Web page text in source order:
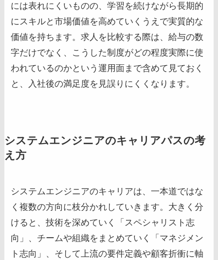
には表れにくいものの、学習を続けながら長期的
にスキルと市場価値を高めていくうえで実質的な
価値を持ちます。求人を比較する際は、給与の数
字だけでなく、こうした制度がどの程度実際に使
われているのかという運用面まで含めて見ておく
と、入社後の満足度を見誤りにくくなります。
システムエンジニアのキャリアパスの考
え方
システムエンジニアのキャリアは、一本道ではな
く複数の方向に枝分かれしていきます。大きく分
けると、技術を深めていく「スペシャリスト志
向」、チームや組織をまとめていく「マネジメン
ト志向」、そして上流の要件定義や顧客折衝に軸